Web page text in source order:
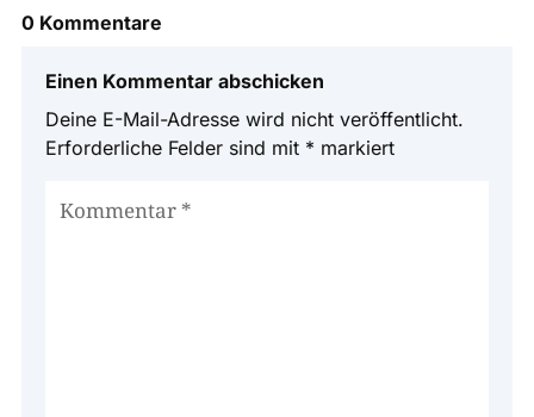
0 Kommentare
Einen Kommentar abschicken
Deine E-Mail-Adresse wird nicht veröffentlicht.
Erforderliche Felder sind mit * markiert